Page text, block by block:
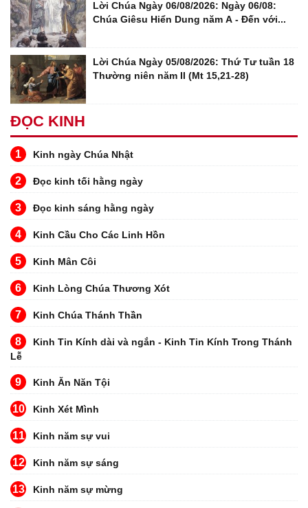
Lời Chúa Ngày 06/08/2026: Ngày 06/08:
Chúa Giêsu Hiển Dung năm A - Đến với...
Lời Chúa Ngày 05/08/2026: Thứ Tư tuần 18
Thường niên năm II (Mt 15,21-28)
ĐỌC KINH
1 Kinh ngày Chúa Nhật
2 Đọc kinh tối hằng ngày
3 Đọc kinh sáng hằng ngày
4 Kinh Cầu Cho Các Linh Hồn
5 Kinh Mân Côi
6 Kinh Lòng Chúa Thương Xót
7 Kinh Chúa Thánh Thần
8
Kinh Tin Kính dài và ngắn - Kinh Tin Kính Trong Thánh
Lễ
9 Kinh Ăn Năn Tội
10 Kinh Xét Mình
11 Kinh năm sự vui
12 Kinh năm sự sáng
13 Kinh năm sự mừng